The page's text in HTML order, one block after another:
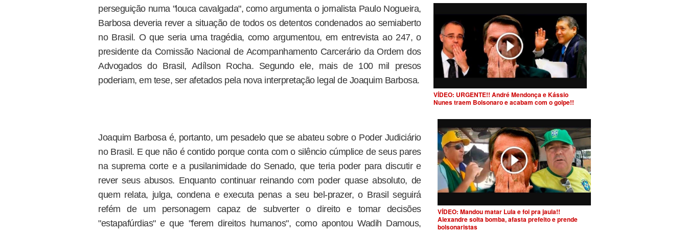
perseguição numa "louca cavalgada", como argumenta o jornalista Paulo Nogueira,
Barbosa deveria rever a situação de todos os detentos condenados ao semiaberto
no Brasil. O que seria uma tragédia, como argumentou, em entrevista ao 247, o
presidente da Comissão Nacional de Acompanhamento Carcerário da Ordem dos
Advogados do Brasil, Adílson Rocha. Segundo ele, mais de 100 mil presos
poderiam, em tese, ser afetados pela nova interpretação legal de Joaquim Barbosa.
Joaquim Barbosa é, portanto, um pesadelo que se abateu sobre o Poder Judiciário
no Brasil. E que não é contido porque conta com o silêncio cúmplice de seus pares
na suprema corte e a pusilanimidade do Senado, que teria poder para discutir e
rever seus abusos. Enquanto continuar reinando com poder quase absoluto, de
quem relata, julga, condena e executa penas a seu bel-prazer, o Brasil seguirá
refém de um personagem capaz de subverter o direito e tomar decisões
"estapafúrdias" e que "ferem direitos humanos", como apontou Wadih Damous,
VÍDEO: URGENTE!! André Mendonça e Kássio
Nunes traem Bolsonaro e acabam com o golpe!!
VÍDEO: Mandou matar Lula e foi pra jaula!!
Alexandre solta bomba, afasta prefeito e prende
bolsonaristas